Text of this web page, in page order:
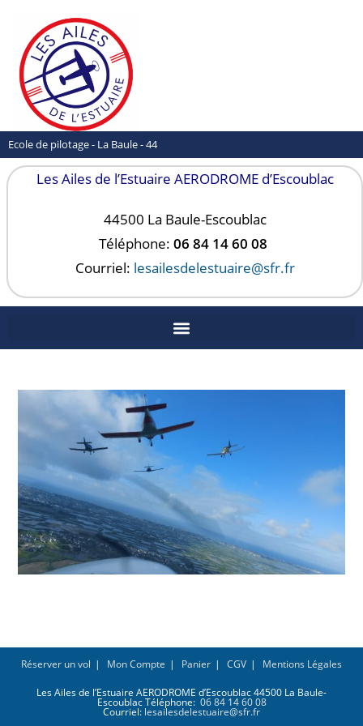
Ecole de pilotage - La Baule - 44
Les Ailes de l’Estuaire AERODROME d’Escoublac
44500 La Baule-Escoublac
Téléphone: 06 84 14 60 08
Courriel: lesailesdelestuaire@sfr.fr
Réserver un vol Mon Compte Panier CGV Mentions Légales
Les Ailes de l’Estuaire AERODROME d’Escoublac 44500 La Baule-
Escoublac Téléphone: 06 84 14 60 08
Courriel: lesailesdelestuaire@sfr.fr